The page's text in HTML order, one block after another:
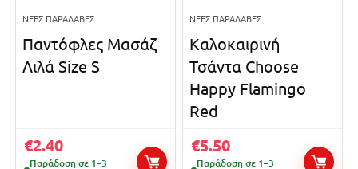
ΝΈΕΣ ΠΑΡΑΛΑΒΈΣ
Παντόφλες Μασάζ
Λιλά Size S
€2.40
Παράδοση σε 1–3
ΝΈΕΣ ΠΑΡΑΛΑΒΈΣ
Καλοκαιρινή
Τσάντα Choose
Happy Flamingo
Red
€5.50
Παράδοση σε 1–3